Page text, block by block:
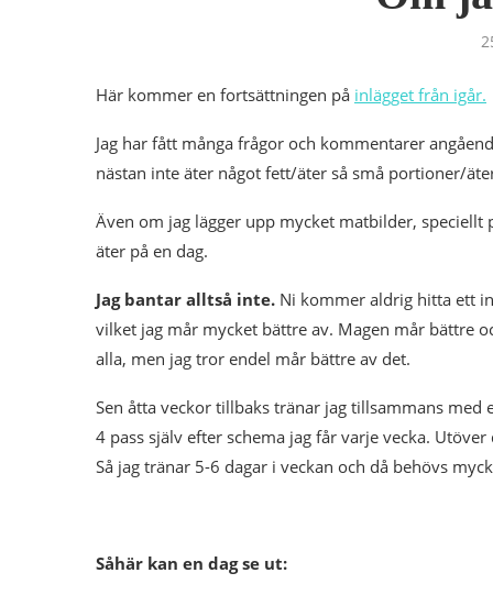
Här kommer en fortsättningen på inlägget från igår.
Jag har fått många frågor och kommentarer
nästan inte äter något fett/äter så små portioner/
Även om jag lägger upp mycket matbilder, speciellt
äter på en dag.
Jag bantar alltså inte. Ni kommer aldrig hitta ett
vilket jag mår mycket bättre av. Magen mår bättre
alla, men jag tror endel mår bättre av det.
Sen åtta veckor tillbaks tränar jag tillsammans med
4 pass själv efter schema jag får varje vecka.
Så jag tränar 5-6 dagar i veckan och då behövs
Såhär kan en dag se ut: